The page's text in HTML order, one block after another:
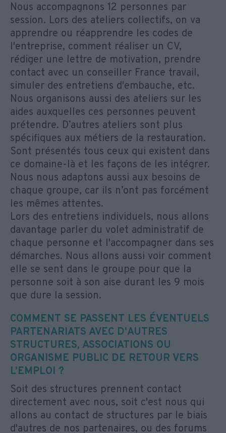
Nous accompagnons 12 personnes par
session. Lors des ateliers collectifs, on va
apprendre ou réapprendre les codes de
l'entreprise, comment réaliser un CV,
rédiger une lettre de motivation, prendre
contact avec un conseiller France travail,
simuler des entretiens d'embauche, etc.
Nous organisons aussi des ateliers sur les
aides auxquelles ces personnes peuvent
prétendre. D’autres ateliers sont plus
spécifiques aux métiers de la restauration.
Sont présentés tous ceux qui existent dans
ce domaine-là et les façons de les intégrer.
Nous nous adaptons aussi aux besoins de
chaque groupe, car ils n’ont pas forcément
les mêmes attentes.
Lors des entretiens individuels, nous allons
davantage parler du volet administratif de
chaque personne et l'accompagner dans ses
démarches. Nous allons aussi voir comment
elle se sent dans le groupe pour que la
personne soit à son aise durant les 9 mois
que dure la session.
COMMENT SE PASSENT LES ÉVENTUELS
PARTENARIATS AVEC D'AUTRES
STRUCTURES, ASSOCIATIONS OU
ORGANISME PUBLIC DE RETOUR VERS
L’EMPLOI ?
Soit des structures prennent contact
directement avec nous, soit c'est nous qui
allons au contact de structures par le biais
d'autres de nos partenaires, ou des forums